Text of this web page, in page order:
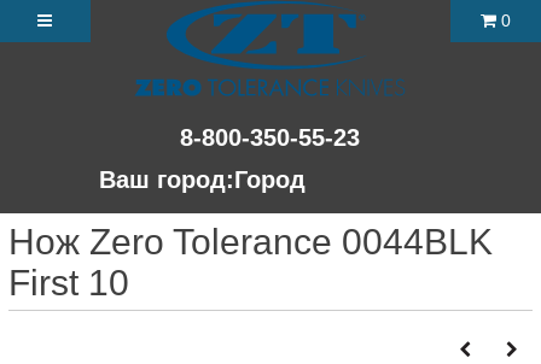
8-800-350-55-23
Ваш город:Город
0
Нож Zero Tolerance 0044BLK
First 10